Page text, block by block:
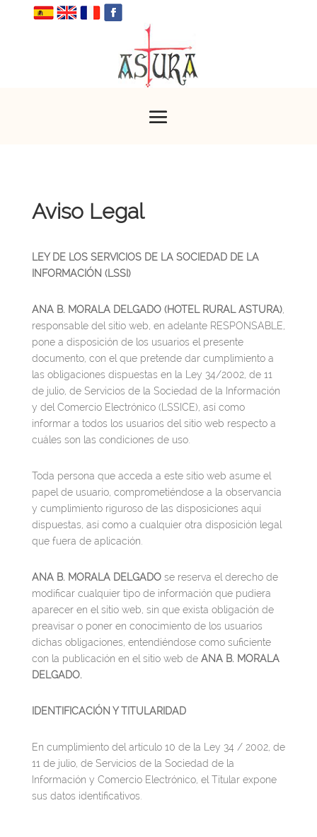
Aviso Legal
LEY DE LOS SERVICIOS DE LA SOCIEDAD DE LA
INFORMACIÓN (LSSI)
ANA B. MORALA DELGADO (HOTEL RURAL ASTURA),
responsable del sitio web, en adelante RESPONSABLE,
pone a disposición de los usuarios el presente
documento, con el que pretende dar cumplimiento a
las obligaciones dispuestas en la Ley 34/2002, de 11
de julio, de Servicios de la Sociedad de la Información
y del Comercio Electrónico (LSSICE), así como
informar a todos los usuarios del sitio web respecto a
cuáles son las condiciones de uso.
Toda persona que acceda a este sitio web asume el
papel de usuario, comprometiéndose a la observancia
y cumplimiento riguroso de las disposiciones aquí
dispuestas, así como a cualquier otra disposición legal
que fuera de aplicación.
ANA B. MORALA DELGADOse reserva el derecho de
modificar cualquier tipo de información que pudiera
aparecer en el sitio web, sin que exista obligación de
preavisar o poner en conocimiento de los usuarios
dichas obligaciones, entendiéndose como suficiente
con la publicación en el sitio web de ANA B. MORALA
DELGADO.
IDENTIFICACIÓN Y TITULARIDAD
En cumplimiento del artículo 10 de la Ley 34 / 2002, de
11 de julio, de Servicios de la Sociedad de la
Información y Comercio Electrónico, el Titular expone
sus datos identificativos.